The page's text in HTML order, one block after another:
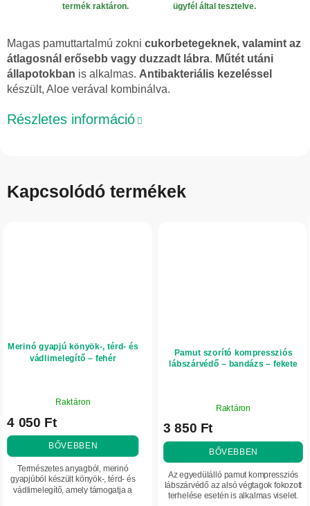
termék raktáron.
ügyfél által tesztelve.
Magas pamuttartalmú zokni cukorbetegeknek, valamint az
átlagosnál erősebb vagy duzzadt lábra. Műtét utáni
állapotokban is alkalmas. Antibakteriális kezeléssel
készült, Aloe verával kombinálva.
Részletes információ
Kapcsolódó termékek
Merinó gyapjú könyök-, térd- és
vádlimelegítő – fehér
átlagos
értékelése
ből
5,0
csillag.
Raktáron
4 050 Ft
BŐVEBBEN
Természetes anyagból, merinó
gyapjúból készült könyök-, térd- és
vádlimelegítő, amely támogatja a
Pamut szorító kompressziós
lábszárvédő – bandázs – fekete
átlagos
értékelése
5-
ből
5,0
csillag.
Raktáron
3 850 Ft
BŐVEBBEN
Az egyedülálló pamut kompressziós
lábszárvédő az alsó végtagok fokozott
terhelése esetén is alkalmas viselet.